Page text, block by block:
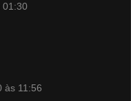
01:30
às 11:56